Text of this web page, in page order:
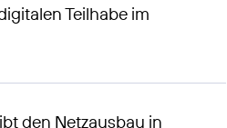
Teilhabe im
den Netzausbau in